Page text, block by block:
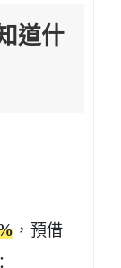
道什
，預借